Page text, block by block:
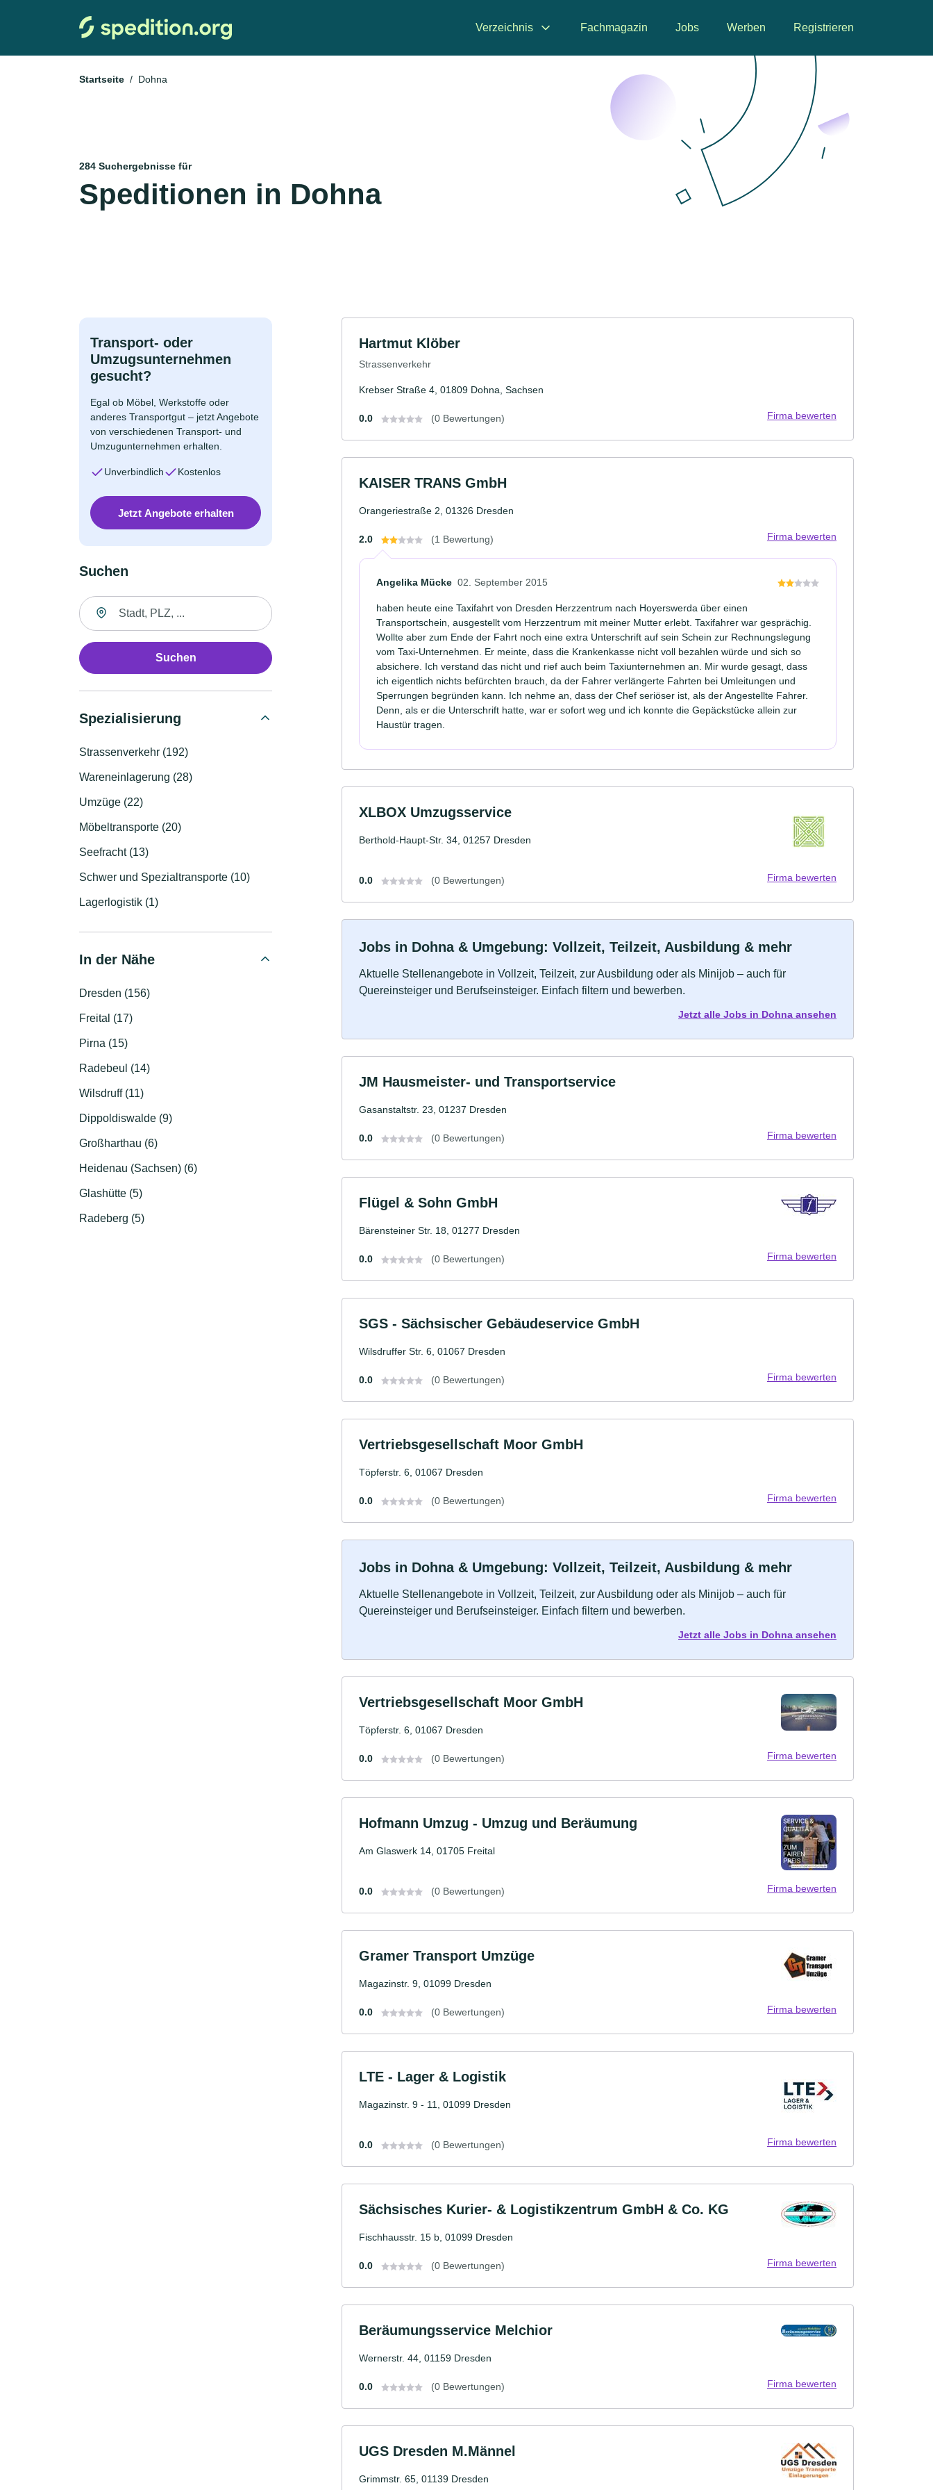
Verzeichnis Fachmagazin Jobs Werben Registrieren
Startseite Dohna
284 Suchergebnisse für
Speditionen in Dohna
Transport- oder
Umzugsunternehmen
gesucht?
Egal ob Möbel, Werkstoffe oder
anderes Transportgut – jetzt Angebote
von verschiedenen Transport- und
Umzugunternehmen erhalten.
Unverbindlich Kostenlos
Jetzt Angebote erhalten
Suchen
Suche nach Ort
Suchen
Spezialisierung
Strassenverkehr (192)
Wareneinlagerung (28)
Umzüge (22)
Möbeltransporte (20)
Seefracht (13)
Schwer und Spezialtransporte (10)
Lagerlogistik (1)
In der Nähe
Dresden (156)
Freital (17)
Pirna (15)
Radebeul (14)
Wilsdruff (11)
Dippoldiswalde (9)
Großharthau (6)
Heidenau (Sachsen) (6)
Glashütte (5)
Radeberg (5)
Hartmut Klöber
Strassenverkehr
Krebser Straße 4, 01809 Dohna, Sachsen
0.0 (0 Bewertungen) Firma bewerten
KAISER TRANS GmbH
Orangeriestraße 2, 01326 Dresden
2.0 (1 Bewertung) Firma bewerten
Angelika Mücke 02. September 2015
haben heute eine Taxifahrt von Dresden Herzzentrum nach Hoyerswerda über einen
Transportschein, ausgestellt vom Herzzentrum mit meiner Mutter erlebt. Taxifahrer war gesprächig.
Wollte aber zum Ende der Fahrt noch eine extra Unterschrift auf sein Schein zur Rechnungslegung
vom Taxi-Unternehmen. Er meinte, dass die Krankenkasse nicht voll bezahlen würde und sich so
absichere. Ich verstand das nicht und rief auch beim Taxiunternehmen an. Mir wurde gesagt, dass
ich eigentlich nichts befürchten brauch, da der Fahrer verlängerte Fahrten bei Umleitungen und
Sperrungen begründen kann. Ich nehme an, dass der Chef seriöser ist, als der Angestellte Fahrer.
Denn, als er die Unterschrift hatte, war er sofort weg und ich konnte die Gepäckstücke allein zur
Haustür tragen.
XLBOX Umzugsservice
Berthold-Haupt-Str. 34, 01257 Dresden
0.0 (0 Bewertungen) Firma bewerten
Jobs in Dohna & Umgebung: Vollzeit, Teilzeit, Ausbildung & mehr
Aktuelle Stellenangebote in Vollzeit, Teilzeit, zur Ausbildung oder als Minijob – auch für
Quereinsteiger und Berufseinsteiger. Einfach filtern und bewerben.
Jetzt alle Jobs in Dohna ansehen
JM Hausmeister- und Transportservice
Gasanstaltstr. 23, 01237 Dresden
0.0 (0 Bewertungen) Firma bewerten
Flügel & Sohn GmbH
Bärensteiner Str. 18, 01277 Dresden
0.0 (0 Bewertungen) Firma bewerten
SGS - Sächsischer Gebäudeservice GmbH
Wilsdruffer Str. 6, 01067 Dresden
0.0 (0 Bewertungen) Firma bewerten
Vertriebsgesellschaft Moor GmbH
Töpferstr. 6, 01067 Dresden
0.0 (0 Bewertungen) Firma bewerten
Jobs in Dohna & Umgebung: Vollzeit, Teilzeit, Ausbildung & mehr
Aktuelle Stellenangebote in Vollzeit, Teilzeit, zur Ausbildung oder als Minijob – auch für
Quereinsteiger und Berufseinsteiger. Einfach filtern und bewerben.
Jetzt alle Jobs in Dohna ansehen
Vertriebsgesellschaft Moor GmbH
Töpferstr. 6, 01067 Dresden
0.0 (0 Bewertungen) Firma bewerten
Hofmann Umzug - Umzug und Beräumung
Am Glaswerk 14, 01705 Freital
0.0 (0 Bewertungen) Firma bewerten
Gramer Transport Umzüge
Magazinstr. 9, 01099 Dresden
0.0 (0 Bewertungen) Firma bewerten
LTE - Lager & Logistik
Magazinstr. 9 - 11, 01099 Dresden
0.0 (0 Bewertungen) Firma bewerten
Sächsisches Kurier- & Logistikzentrum GmbH & Co. KG
Fischhausstr. 15 b, 01099 Dresden
0.0 (0 Bewertungen) Firma bewerten
Beräumungsservice Melchior
Wernerstr. 44, 01159 Dresden
0.0 (0 Bewertungen) Firma bewerten
UGS Dresden M.Männel
Grimmstr. 65, 01139 Dresden